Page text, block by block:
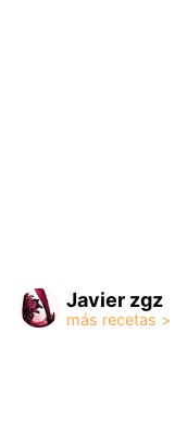
Javier zgz